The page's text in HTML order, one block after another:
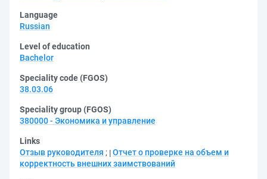
Language
Russian
Level of education
Bachelor
Speciality code (FGOS)
38.03.06
Speciality group (FGOS)
380000 - Экономика и управление
Links
Отзыв руководителя ; Отчет о проверке на объем и
корректность внешних заимствований